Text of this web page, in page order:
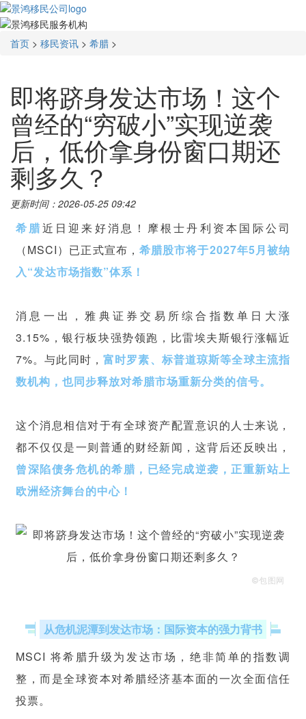
首页 > 移民资讯 > 希腊 >
即将跻身发达市场！这个
曾经的“穷破小”实现逆袭
后，低价拿身份窗口期还
剩多久？
更新时间：2026-05-25 09:42
希腊近日迎来好消息！摩根士丹利资本国际公司
（MSCI）已正式宣布， 希腊股市将于2027年5月被纳
入“发达市场指数”体系！
消息一出，雅典证券交易所综合指数单日大涨
3.15%，银行板块强势领跑，比雷埃夫斯银行涨幅近
7%。与此同时， 富时罗素、标普道琼斯等全球主流指
数机构，也同步释放对希腊市场重新分类的信号。
这个消息相信对于有全球资产配置意识的人士来说，
都不仅仅是一则普通的财经新闻，这背后还反映出，
曾深陷债务危机的希腊，已经完成逆袭，正重新站上
欧洲经济舞台的中心！
©包图网
从危机泥潭到发达市场：国际资本的强力背书
MSCI 将希腊升级为发达市场，绝非简单的指数调
整，而是全球资本对希腊经济基本面的一次全面信任
投票。